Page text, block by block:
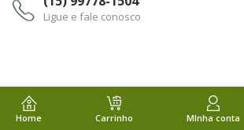
Home Carrinho MInha conta
Ligue e fale conosco